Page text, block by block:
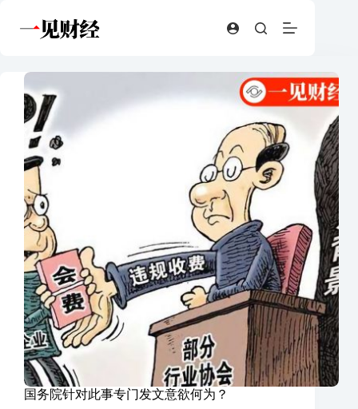
国务院针对此事专门发文意欲何为？